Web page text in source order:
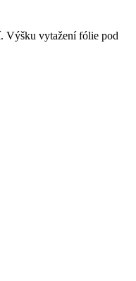
Výšku vytažení fólie pod